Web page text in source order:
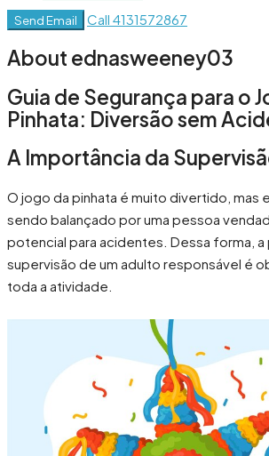
Send Email Call 4131572867
About ednasweeney03
Guia de Segurança para o
Pinhata: Diversão sem
A Importância da
O jogo da pinhata é muito divertido, mas
sendo balançado por uma pessoa
potencial para acidentes. Dessa forma, a
supervisão de um adulto responsável é
toda a atividade.